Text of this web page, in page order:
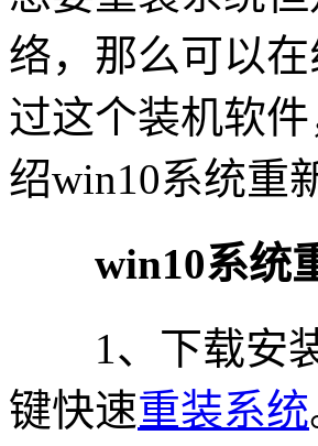
络，那么可以
过这个装机软
绍win10系统重
win10系统
1、下载安装
键快速重装系统